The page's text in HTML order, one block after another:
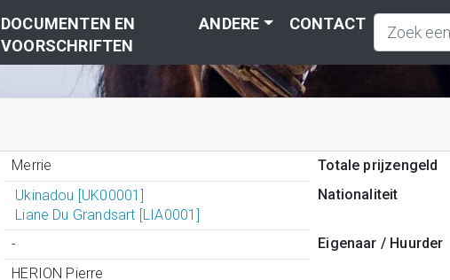
DOCUMENTEN EN
VOORSCHRIFTEN
ANDERE CONTACT
Merrie Totale prijzengeld
Ukinadou [UK00001]
Liane Du Grandsart [LIA0001]
Nationaliteit
- Eigenaar / Huurder
HERION Pierre